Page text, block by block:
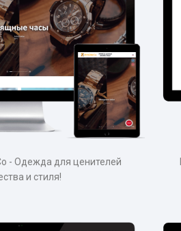
- Одежда для ценителей
и стиля!